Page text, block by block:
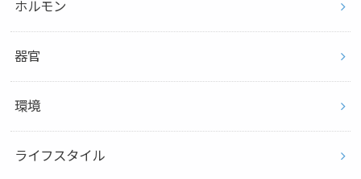
ホルモン
器官
環境
ライフスタイル